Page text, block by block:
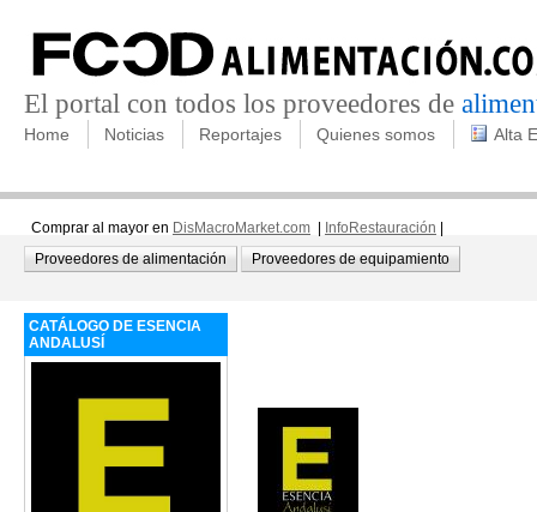
El portal con todos los proveedores de
Home Noticias Reportajes Quienes somos Alta
Comprar al mayor en DisMacroMarket.com InfoRestauración
Proveedores de alimentación
Proveedores de equipamiento
CATÁLOGO DE ESENCIA
ANDALUSÍ